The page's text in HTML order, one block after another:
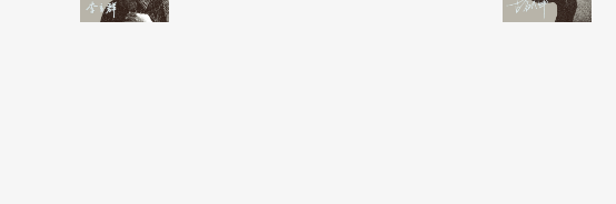
牌或是五步抑扬格，这也跟所谓角色和意义有著直接关联，